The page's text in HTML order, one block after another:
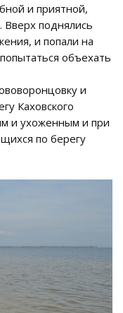
и приятной,
поднялись
и попали на
объехать
и
Каховского
и ухоженным и при
по берегу